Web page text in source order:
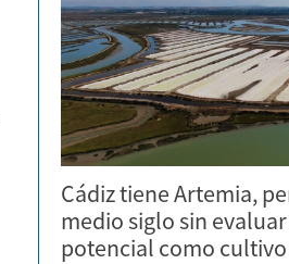
Cádiz tiene Artemia,
medio siglo sin
potencial como